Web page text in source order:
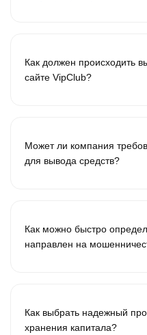
Как должен происходить
сайте VipClub?
Может ли компания
для вывода средств?
Как можно быстро
направлен на
Как выбрать надежный
хранения капитала?